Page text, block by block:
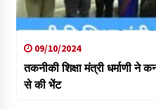
09/10/2024
तकनीकी शिक्षा मंत्री धर्माणी ने
से की भेंट